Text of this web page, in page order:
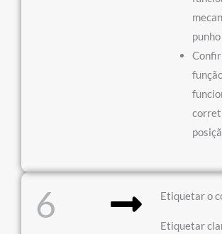
punho
6 Etiquetar o
Etiquetar